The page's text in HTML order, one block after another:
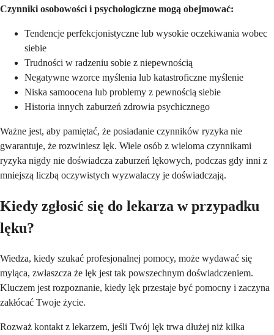
Czynniki osobowości i psychologiczne mogą obejmować:
Tendencje perfekcjonistyczne lub wysokie oczekiwania wobec
siebie
Trudności w radzeniu sobie z niepewnością
Negatywne wzorce myślenia lub katastroficzne myślenie
Niska samoocena lub problemy z pewnością siebie
Historia innych zaburzeń zdrowia psychicznego
Ważne jest, aby pamiętać, że posiadanie czynników ryzyka nie
gwarantuje, że rozwiniesz lęk. Wiele osób z wieloma czynnikami
ryzyka nigdy nie doświadcza zaburzeń lękowych, podczas gdy inni z
mniejszą liczbą oczywistych wyzwalaczy je doświadczają.
Kiedy zgłosić się do lekarza w przypadku
lęku?
Wiedza, kiedy szukać profesjonalnej pomocy, może wydawać się
myląca, zwłaszcza że lęk jest tak powszechnym doświadczeniem.
Kluczem jest rozpoznanie, kiedy lęk przestaje być pomocny i zaczyna
zakłócać Twoje życie.
Rozważ kontakt z lekarzem, jeśli Twój lęk trwa dłużej niż kilka